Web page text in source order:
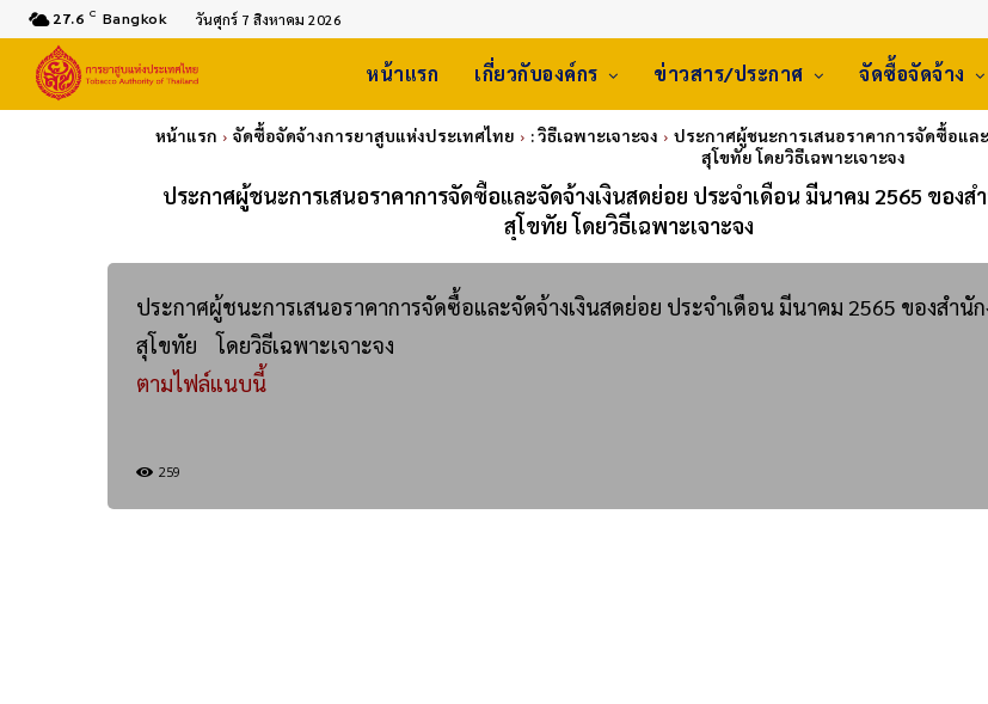
27.6 C Bangkok วันศุกร์ 7 สิงหาคม 2026
หน้าแรก เกี่ยวกับองค์กร ข่าวสาร/ประกาศ จัดซื้อจัดจ้าง
หน้าแรก จัดซื้อจัดจ้างการยาสูบแห่งประเทศไทย : วิธีเฉพาะเจาะจง
ประกาศผู้ชนะการเสนอราคาการจัดซื้อแล
สุโขทัย โดยวิธีเฉพาะเจาะจง
ประกาศผู้ชนะการเสนอราคาการจัดซื้อและจัดจ้างเงินสดย่อย ประจำเดือน มีนาคม 2565 ของส
สุโขทัย โดยวิธีเฉพาะเจาะจง
ประกาศผู้ชนะการเสนอราคาการจัดซื้อและจัดจ้างเงินสดย่อย ประจำเดือน มีนาคม 2565 ของสำนั
สุโขทัย โดยวิธีเฉพาะเจาะจง
ตามไฟล์แนบนี้
259